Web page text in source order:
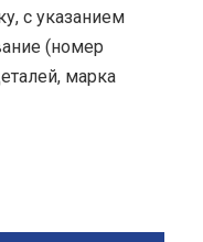
с указанием
(номер
марка